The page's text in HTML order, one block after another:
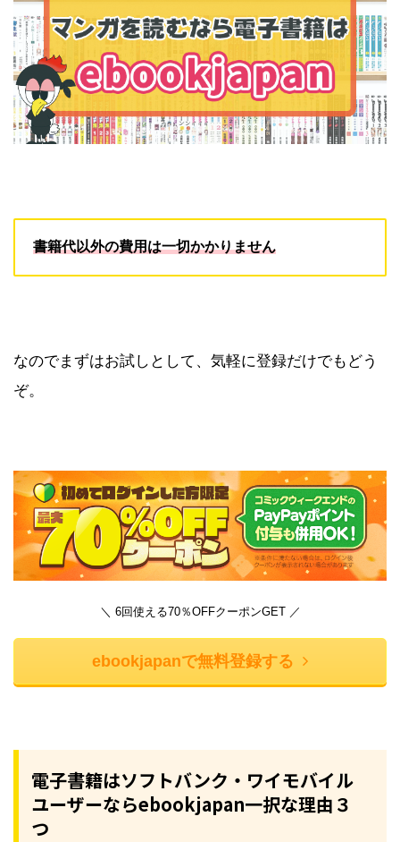
書籍代以外の費用は一切かかりません
なのでまずはお試しとして、気軽に登録だけでもどう
ぞ。
＼ 6回使える70％OFFクーポンGET ／
ebookjapanで無料登録する
電子書籍はソフトバンク・ワイモバイル
ユーザーならebookjapan一択な理由３
つ